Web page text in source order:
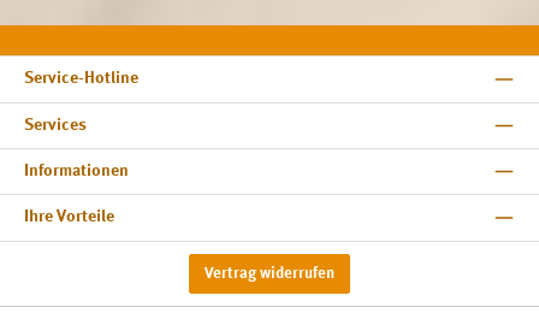
Service-Hotline
Services
Informationen
Ihre Vorteile
Vertrag widerrufen